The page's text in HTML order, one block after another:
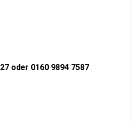
0160 9894 7587